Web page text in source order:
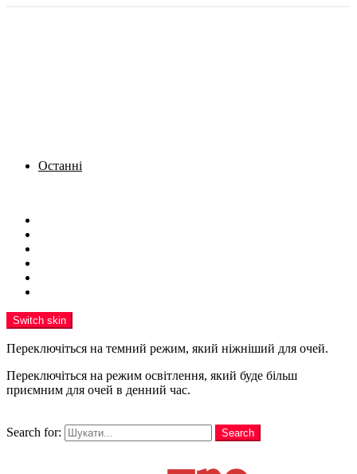
Останні
Switch skin
Переключіться на темний режим, який ніжніший для очей.
Переключіться на режим освітлення, який буде більш
приємним для очей в денний час.
Search for:
Search